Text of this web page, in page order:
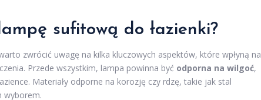
sufitową do łazienki?
zwrócić uwagę na kilka kluczowych aspektów, które wpłyną na
Przede wszystkim, lampa powinna być odporna na wilgoć,
Materiały odporne na korozję czy rdzę, takie jak stal
wyborem.